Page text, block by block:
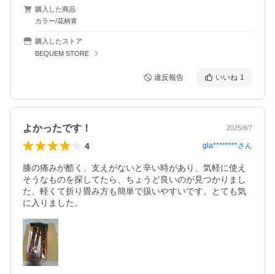
購入した商品
カラー/花柄青
購入したストア
BEQUEM STORE
違反報告 いいね 1
よかったです！ 2025/8/7
4 gla********さん
膝の痛みが酷く、支えがないと辛い時があり、気軽に使え
そうなものを探してたら、ちょうど良いのが見つかりまし
た、軽くて折り畳み方も簡単で扱いやすいです。とても気
に入りました。